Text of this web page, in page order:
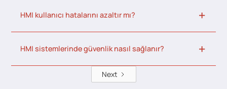
HMI kullanıcı hatalarını azaltır mı?
HMI sistemlerinde güvenlik nasıl sağlanır?
Next